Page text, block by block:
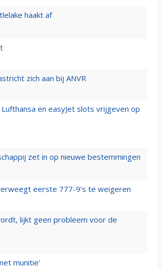
haakt af
zich aan bij ANVR
en easyJet slots vrijgeven op
zet in op nieuwe bestemmingen
eerste 777-9’s te weigeren
lijkt geen probleem voor de
munitie'